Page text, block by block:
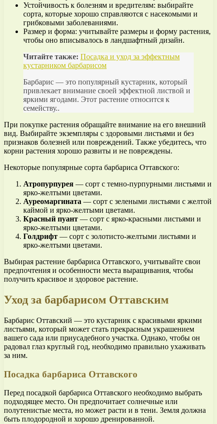
Устойчивость к болезням и вредителям: выбирайте
сорта, которые хорошо справляются с насекомыми и
грибковыми заболеваниями.
Размер и форма: учитывайте размеры и форму растения,
чтобы оно вписывалось в ландшафтный дизайн.
Читайте также: Посадка и уход за эффектным
кустарником барбарисом
Барбарис — это популярный кустарник, который
привлекает внимание своей эффектной листвой и
яркими ягодами. Этот растение относится к
семейству..
При покупке растения обращайте внимание на его внешний
вид. Выбирайте экземпляры с здоровыми листьями и без
признаков болезней или повреждений. Также убедитесь, что
корни растения хорошо развиты и не повреждены.
Некоторые популярные сорта барбариса Оттавского:
Атропурпурея — сорт с темно-пурпурными листьями и
ярко-желтыми цветами.
Ауреомаргината — сорт с зелеными листьями с желтой
каймой и ярко-желтыми цветами.
Красный пуант — сорт с ярко-красными листьями и
ярко-желтыми цветами.
Голдрифт — сорт с золотисто-желтыми листьями и
ярко-желтыми цветами.
Выбирая растение барбариса Оттавского, учитывайте свои
предпочтения и особенности места выращивания, чтобы
получить красивое и здоровое растение.
Уход за барбарисом Оттавским
Барбарис Оттавский — это кустарник с красивыми яркими
листьями, который может стать прекрасным украшением
вашего сада или приусадебного участка. Однако, чтобы он
радовал глаз круглый год, необходимо правильно ухаживать
за ним.
Посадка барбариса Оттавского
Перед посадкой барбариса Оттавского необходимо выбрать
подходящее место. Он предпочитает солнечные или
полутенистые места, но может расти и в тени. Земля должна
быть плодородной и хорошо дренированной.